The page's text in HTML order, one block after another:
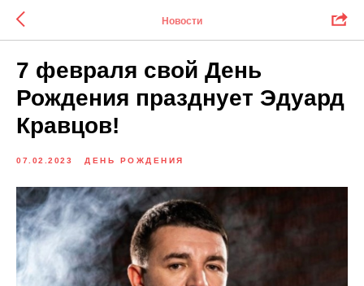
Новости
7 февраля свой День
Рождения празднует Эдуард
Кравцов!
07.02.2023 ДЕНЬ РОЖДЕНИЯ